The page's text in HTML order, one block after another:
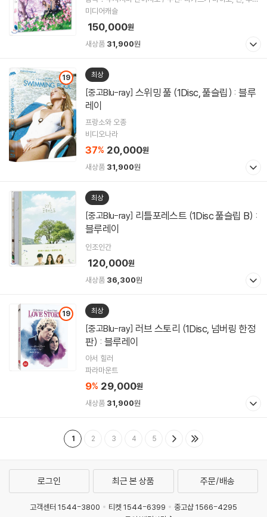
지이 유키요, 후쿠시마 준
미디어캐슬
150,000원
새상품 31,900원
19 최상
[중고Blu-ray]
레이
프랑소와 오종
비디오나라
37% 20,000원
새상품 31,900원
최상
[중고Blu-ray]
블루레이
인조인간
120,000원
새상품 36,300원
19 최상
[중고Blu-ray]
판) : 블루레이
아서 힐러
파라마운트
9% 29,000원
새상품 31,900원
1 2 3 4 5
로그인 최근 본 상품 주문/배송
고객센터 1544-3800 티켓 1544-6399
중고샵 1566-4295